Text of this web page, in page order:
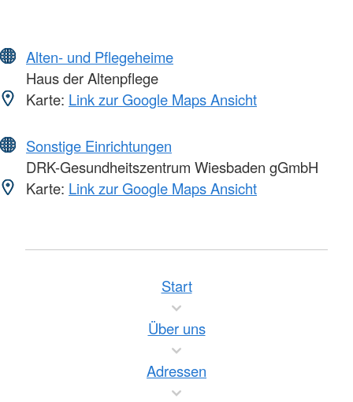
Alten- und Pflegeheime
Haus der Altenpflege
Karte: Link zur Google Maps Ansicht
Sonstige Einrichtungen
DRK-Gesundheitszentrum Wiesbaden gGmbH
Karte: Link zur Google Maps Ansicht
Start
Über uns
Adressen